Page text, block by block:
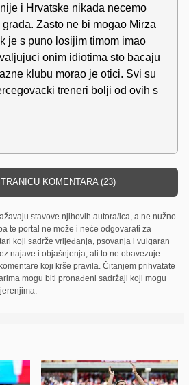
i Hrvatske nikada necemo
Zasto ne bi mogao Mirza
je s puno losijim timom imao
onim idiotima sto bacaju
klubu morao je otici. Svi su
treneri bolji od ovih s
KOMENTARA (23)
stavove njihovih autora/ica, a ne nužno
te portal ne može i neće odgovarati za
koji sadrže vrijeđanja, psovanja i vulgaran
najave i objašnjenja, ali to ne obavezuje
koji krše pravila. Čitanjem prihvatate
mogu biti pronađeni sadržaji koji mogu